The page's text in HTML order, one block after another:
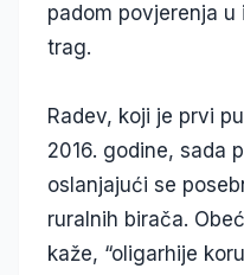
padom povjerenja
trag.
Radev, koji je prvi
2016. godine, sada
oslanjajući se
ruralnih birača.
kaže, “oligarhije